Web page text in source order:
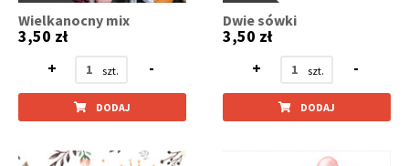
Wielkanocny mix
3,50 zł
+
-
DODAJ
Dwie sówki
3,50 zł
+
-
DODAJ